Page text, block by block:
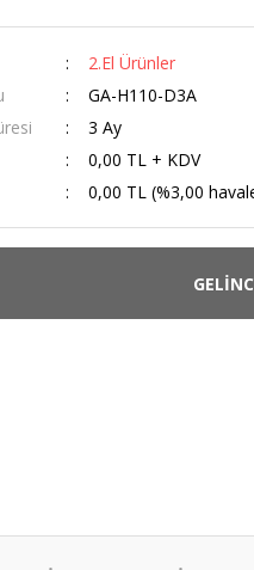
2.El Ürünler
GA-H110-D3A
3 Ay
0,00 TL + KDV
0,00 TL (%3,00